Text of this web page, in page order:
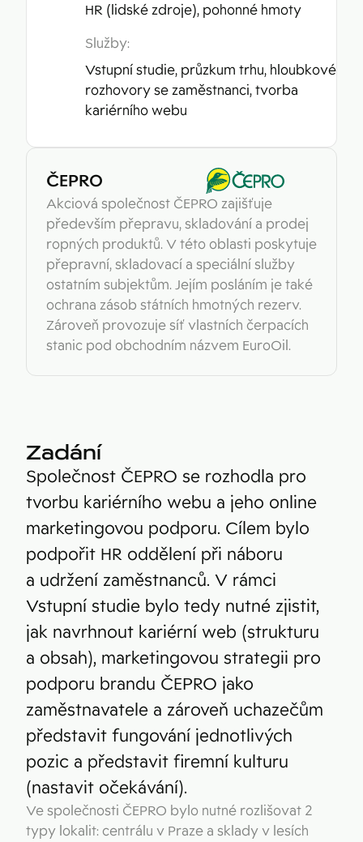
HR (lidské zdroje), pohonné hmoty
Služby:
Vstupní studie, průzkum trhu, hloubkové
rozhovory se zaměstnanci, tvorba
kariérního webu
ČEPRO
Akciová společnost ČEPRO zajišťuje
především přepravu, skladování a prodej
ropných produktů. V této oblasti poskytuje
přepravní, skladovací a speciální služby
ostatním subjektům. Jejím posláním je také
ochrana zásob státních hmotných rezerv.
Zároveň provozuje síť vlastních čerpacích
stanic pod obchodním názvem EuroOil.
Zadání
Společnost ČEPRO se rozhodla pro
tvorbu kariérního webu a jeho online
marketingovou podporu. Cílem bylo
podpořit HR oddělení při náboru
a udržení zaměstnanců. V rámci
Vstupní studie bylo tedy nutné zjistit,
jak navrhnout kariérní web (strukturu
a obsah), marketingovou strategii pro
podporu brandu ČEPRO jako
zaměstnavatele a zároveň uchazečům
představit fungování jednotlivých
pozic a představit firemní kulturu
(nastavit očekávání).
Ve společnosti ČEPRO bylo nutné rozlišovat 2
typy lokalit: centrálu v Praze a sklady v lesích